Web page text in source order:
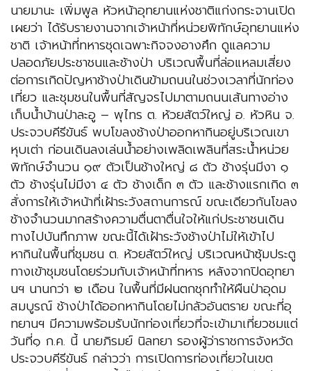
นายมานะ เพิ่มพูล หัวหน้าอุทยานแห่งชาติแก่งกระจานเปิด
เผยว่า ได้รับรายงานจากเจ้าหน้าที่หน่วยพิทักษ์อุทยานแห่ง
ชาติ เจ้าหน้าที่ทหารชุดเฉพาะกิจจงอางศึก ดูแลความ
ปลอดภัยประชาชนและช้างป่า บริเวณพื้นที่ล่อแหลมเสี่ยง
ต่อการเกิดปัญหาช้างป่าเดินข้ามถนนในช่วงเวลาที่นักท่อง
เที่ยว และชุมชนในพื้นที่สัญจรไปมาตามถนนเส้นทางอ่าง
เก็บน้ำบ้านป่าละอู – พุไทร ต. ห้วยสัตว์ใหญ่ อ. หัวหิน จ.
ประจวบคีรีขันธ์ พบโขลงช้างป่าออกหากินอยู่บริเวณเขา
หุบเต่า ก่อนเดินลงเล่นน้ำอย่างเพลิดเพลินที่สระน้ำหน่วย
พิทักษ์จำนวน ๑๙ ตัวเป็นช้างใหญ่ ๘ ตัว ช้างรุ่นมีงา ๑
ตัว ช้างรุ่นไม่มีงา ๔ ตัว ช้างเด็ก ๓ ตัว และช้างแรกเกิด ๓
สั่งการให้เจ้าหน้าที่เฝ้าระวังสถานการณ์ ขณะเดียวกันโขลง
ช้างจำนวนมากสร้างความตื่นตาตื่นใจให้แก่ประชาชนเดิน
ทางไปบันทึกภาพ ขณะนี้ได้เฝ้าระวังช้างป่าไม่ให้เข้าไป
หากินในพื้นที่ชุมชน ต. ห้วยสัตว์ใหญ่ บริเวณหน้าซุ้มประตู
ทางเข้าชุมชนโดยร่วมกับเจ้าหน้าที่ทหาร หลังจากปิดอุทยา
นฯ นานกว่า ๒ เดือน ในพื้นที่มีฝนตกชุกทำให้ผืนป่าอุดม
สมบูรณ์ ช้างป่าได้ออกหากินโดยไม่กลัวอันตราย ขณะที่อุ
ทยานฯ มีความพร้อมรับนักท่องเที่ยวที่จะเข้ามาเที่ยวชมแต่
วันที่๑ ก.ค. นี้ นายภิรมย์ นิลทยา รองผู้ว่าราชการจังหวัด
ประจวบคีรีขันธ์ กล่าวว่า การเปิดการท่องเที่ยวในเขต